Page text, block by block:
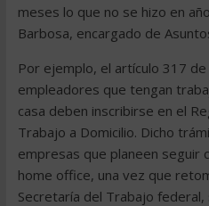
meses lo que no se hizo en
Barbosa, encargado de
Por ejemplo, el artículo 317
empleadores que tengan
casa deben inscribirse en el
Trabajo a Domicilio. Dicho
empresas que planeen seguir
home office, una vez que
Secretaría del Trabajo federal,